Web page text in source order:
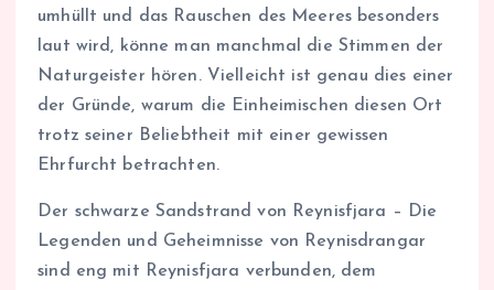
umhüllt und das Rauschen des Meeres besonders
laut wird, könne man manchmal die Stimmen der
Naturgeister hören. Vielleicht ist genau dies einer
der Gründe, warum die Einheimischen diesen Ort
trotz seiner Beliebtheit mit einer gewissen
Ehrfurcht betrachten.
Der schwarze Sandstrand von Reynisfjara – Die
Legenden und Geheimnisse von Reynisdrangar
sind eng mit Reynisfjara verbunden, dem